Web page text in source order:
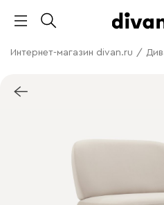
Интернет-магазин divan.ru /